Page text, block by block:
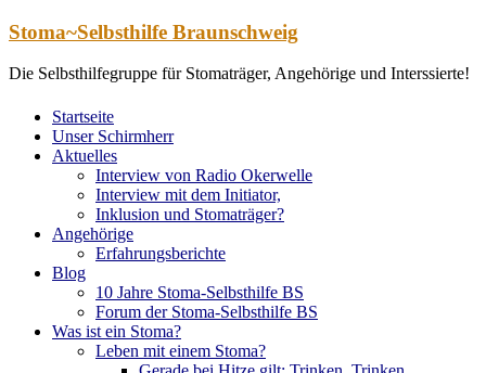
Zum
springen
Stoma~Selbsthilfe Braunschweig
Die Selbsthilfegruppe für Stomaträger, Angehörige und Interssierte!
Startseite
Unser Schirmherr
Aktuelles
Interview von Radio Okerwelle
Interview mit dem Initiator,
Inklusion und Stomaträger?
Angehörige
Erfahrungsberichte
Blog
10 Jahre Stoma-Selbsthilfe BS
Forum der Stoma-Selbsthilfe BS
Was ist ein Stoma?
Leben mit einem Stoma?